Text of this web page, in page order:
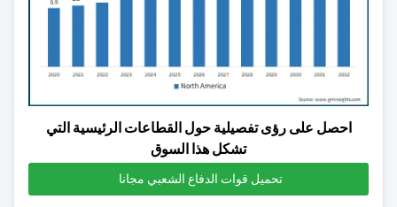
احصل على رؤى تفصيلية حول القطاعات الرئيسية التي
تشكل هذا السوق
تحميل قوات الدفاع الشعبي مجانا